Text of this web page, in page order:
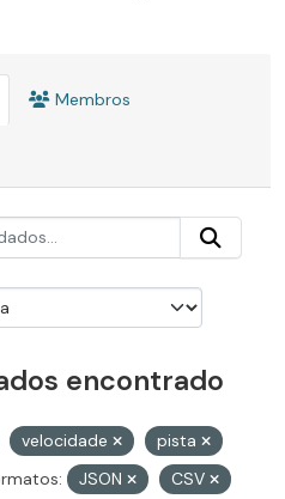
Membros
encontrado
velocidade
pista
JSON
CSV